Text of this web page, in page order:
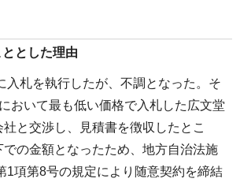
とした理由
入札を執行したが、不調となった。そ
おいて最も低い価格で入札した広文堂
と交渉し、見積書を徴収したとこ
での金額となったため、地方自治法施
1項第8号の規定により随意契約を締結